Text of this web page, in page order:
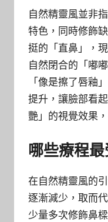
自然精靈風並非
特色，同時修飾
挺的「直鼻」，
自然閉合的「嘟
「像是擦了唇釉
提升，讓臉部看
艷」的視覺效果
哪些療程
在自然精靈風的
逐漸減少，取而
少量多次修飾鼻